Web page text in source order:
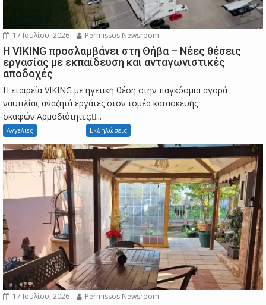
17 Ιουλίου, 2026 Permissos Newsroom
Η VIKING προσλαμβάνει στη Θήβα – Νέες θέσεις
εργασίας με εκπαίδευση και ανταγωνιστικές
αποδοχές
Η εταιρεία VIKING με ηγετική θέση στην παγκόσμια αγορά
ναυτιλίας αναζητά εργάτες στον τομέα κατασκευής
σκαφών.Αρμοδιότητες:...
Αγγελιες Εκδηλώσεις
17 Ιουλίου, 2026 Permissos Newsroom